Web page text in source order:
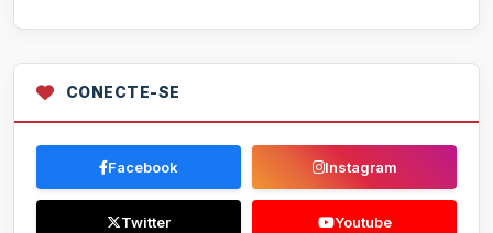
CONECTE-SE
Facebook Instagram
Twitter Youtube